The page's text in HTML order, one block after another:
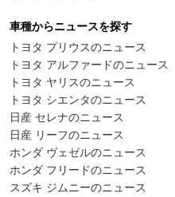
車種からニュースを探す
トヨタ プリウスのニュース
トヨタ アルファードのニュース
トヨタ ヤリスのニュース
トヨタ シエンタのニュース
日産 セレナのニュース
日産 リーフのニュース
ホンダ ヴェゼルのニュース
ホンダ フリードのニュース
スズキ ジムニーのニュース